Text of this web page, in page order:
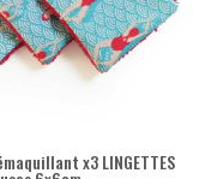
x3 LINGETTES